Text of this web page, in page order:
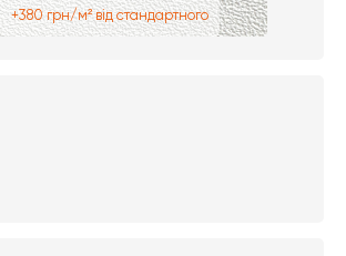
+380 грн/м² від стандартного